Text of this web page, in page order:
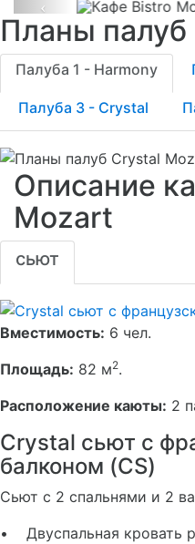
Previous
Планы
Палуба 1 - Harmony
Палуба 3 - Crystal
Описание
Mozart
сьют
Вместимость: 6 чел.
Площадь: 82 м2.
Расположение каюты: 2
Crystal сьют с
балконом (CS)
Сьют с 2 спальнями и 2
• Двуспальная кровать